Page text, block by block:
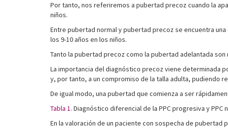
Por tanto, nos referiremos a pubertad precoz cuando la
niños.
Entre pubertad normal y pubertad precoz se encuentra
los 9-10 años en los niños.
Tanto la pubertad precoz como la pubertad adelantada son
La importancia del diagnóstico precoz viene determinada
y, por tanto, a un compromiso de la talla adulta, pudiendo
De igual modo, una pubertad que comienza a ser
Tabla 1. Diagnóstico diferencial de la PPC progresiva y PPC
En la valoración de un paciente con sospecha de